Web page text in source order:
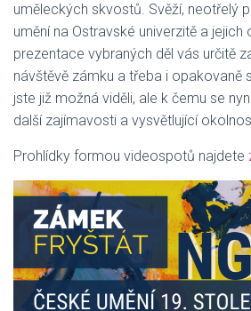
uměleckých skvostů. Svěží, neotřelý
umění na Ostravské univerzitě a
prezentace vybraných děl vás určitě
návštěvě zámku a třeba i opakovaně
jste již možná viděli, ale k čemu se
další zajímavosti a vysvětlující
Prohlídky formou videospotů najdete